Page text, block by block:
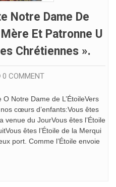
Notre Dame De
Et Patronne U
Chrétiennes ».
0 COMMENT
Notre Dame de L’ÉtoileVers
cœurs d’enfants:Vous êtes
venue du JourVous êtes l’Étoile
êtes l’Étoile de la Merqui
port. Comme l’Étoile envoie